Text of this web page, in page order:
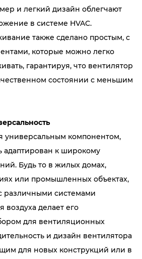
и легкий дизайн облегчают
в системе HVAC.
также сделано простым, с
которые можно легко
гарантируя, что вентилятор
состоянии с меньшим
универсальным компонентом,
адаптирован к широкому
Будь то в жилых домах,
или промышленных объектах,
различными системами
делает его
для вентиляционных
и дизайн вентилятора
для новых конструкций или в